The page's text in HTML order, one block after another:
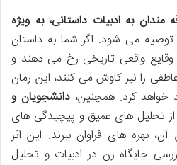
مندان به ادبیات داستانی، به ویژه
توصیه می شود. اگر شما به داستان
وقایع واقعی تاریخی رخ می دهند و
را نیز کاوش می کنند، این رمان
کرد. همچنین، دانشجویان و
از تحلیل های عمیق و پیچیدگی های
بهره های فراوان ببرند. این اثر
جایگاه زن در ادبیات و تحلیل